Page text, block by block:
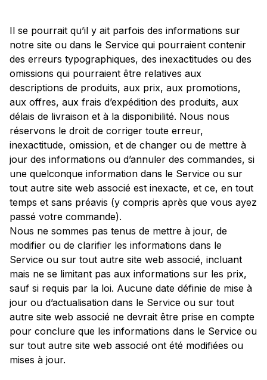
Il se pourrait qu’il y ait parfois des informations sur
notre site ou dans le Service qui pourraient contenir
des erreurs typographiques, des inexactitudes ou des
omissions qui pourraient être relatives aux
descriptions de produits, aux prix, aux promotions,
aux offres, aux frais d’expédition des produits, aux
délais de livraison et à la disponibilité. Nous nous
réservons le droit de corriger toute erreur,
inexactitude, omission, et de changer ou de mettre à
jour des informations ou d’annuler des commandes, si
une quelconque information dans le Service ou sur
tout autre site web associé est inexacte, et ce, en tout
temps et sans préavis (y compris après que vous ayez
passé votre commande).
Nous ne sommes pas tenus de mettre à jour, de
modifier ou de clarifier les informations dans le
Service ou sur tout autre site web associé, incluant
mais ne se limitant pas aux informations sur les prix,
sauf si requis par la loi. Aucune date définie de mise à
jour ou d’actualisation dans le Service ou sur tout
autre site web associé ne devrait être prise en compte
pour conclure que les informations dans le Service ou
sur tout autre site web associé ont été modifiées ou
mises à jour.